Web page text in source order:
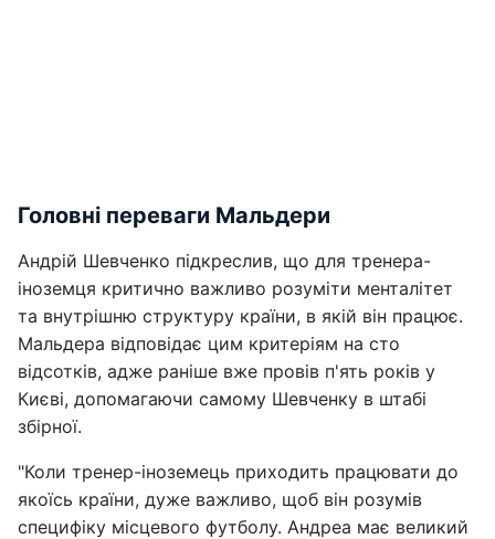
Головні переваги Мальдери
Андрій Шевченко підкреслив, що для тренера-
іноземця критично важливо розуміти менталітет
та внутрішню структуру країни, в якій він працює.
Мальдера відповідає цим критеріям на сто
відсотків, адже раніше вже провів п'ять років у
Києві, допомагаючи самому Шевченку в штабі
збірної.
"Коли тренер-іноземець приходить працювати до
якоїсь країни, дуже важливо, щоб він розумів
специфіку місцевого футболу. Андреа має великий